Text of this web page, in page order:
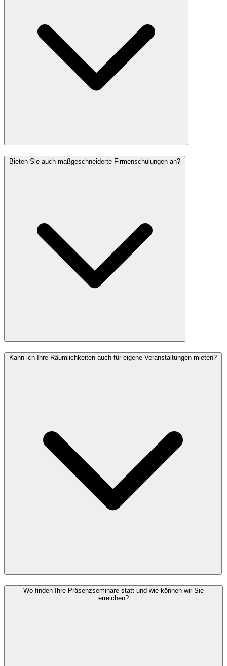
Bieten Sie auch maßgeschneiderte Firmenschulungen an?
Kann ich Ihre Räumlichkeiten auch für eigene Veranstaltungen mieten?
Wo finden Ihre Präsenzseminare statt und wie können wir Sie
erreichen?